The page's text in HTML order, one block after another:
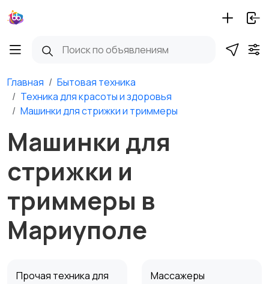
Главная
Бытовая техника
Техника для красоты и здоровья
Машинки для стрижки и триммеры
Машинки для
стрижки и
триммеры в
Мариуполе
Прочая техника для
Массажеры